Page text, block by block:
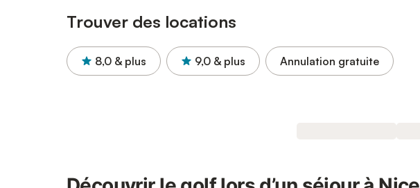
Trouver des locations
8,0 & plus 9,0 & plus Annulation gratuite